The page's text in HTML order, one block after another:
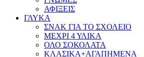
ΑΦΙΞΕΙΣ
ΓΛΥΚΑ
ΣΝΑΚ ΓΙΑ ΤΟ ΣΧΟΛΕΙΟ
ΜΕΧΡΙ 4 ΥΛΙΚΑ
ΟΛΟ ΣΟΚΟΛΑΤΑ
ΚΛΑΣΙΚΑ+ΑΓΑΠΗΜΕΝΑ